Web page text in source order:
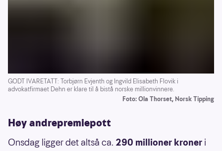
GODT IVARETATT: Torbjørn Evjenth og Ingvild Elisabeth Flovik i
advokatfirmaet Dehn er klare til å bistå norske millionvinnere.
Foto: Ola Thorset, Norsk Tipping
Høy andrepremiepott
Onsdag ligger det altså ca. 290 millioner kroner i